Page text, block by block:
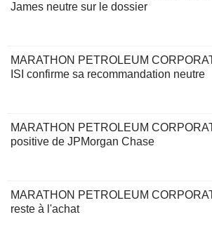
James neutre sur le dossier
MARATHON PETROLEUM
ISI confirme sa recommandation neutre
MARATHON PETROLEUM
positive de JPMorgan Chase
MARATHON PETROLEUM
reste à l'achat